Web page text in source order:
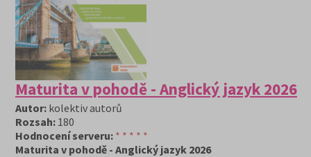
Maturita v pohodě - Anglický jazyk 2026
Autor: kolektiv autorů
Rozsah: 180
Hodnocení serveru: * * * * *
Maturita v pohodě - Anglický jazyk 2026